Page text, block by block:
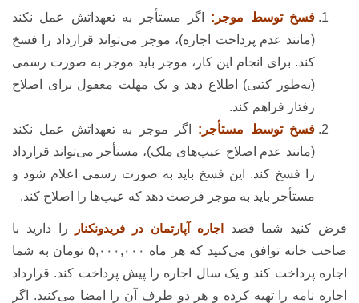
فسخ توسط موجر: اگر مستأجر به تعهداتش عمل نکند
(مانند عدم پرداخت اجاره)، موجر می‌تواند قرارداد را فسخ
کند. برای انجام این کار، موجر باید موجر به صورت رسمی
(به‌طور کتبی) اطلاع دهد و یک مهلت معقول برای اصلاح
رفتار فراهم کند.
فسخ توسط مستأجر: اگر موجر به تعهداتش عمل نکند
(مانند عدم اصلاح عیب‌های ملک)، مستأجر می‌تواند قرارداد
را فسخ کند. این فسخ باید به صورت رسمی اعلام شود و
مستأجر باید به موجر فرصت دهد که عیب‌ها را اصلاح کند.
فرض کنید شما قصد اجاره آپارتمان در فریدونکنار
را دارید با
صاحب خانه توافق می‌کنید که هر ماه ۵,۰۰۰,۰۰۰ تومان به شما
اجاره پرداخت کند و یک سال اجاره را پیش پرداخت کند. قرارداد
اجاره نامه را تهیه کرده و هر دو طرف آن را امضا می‌کنید. اگر